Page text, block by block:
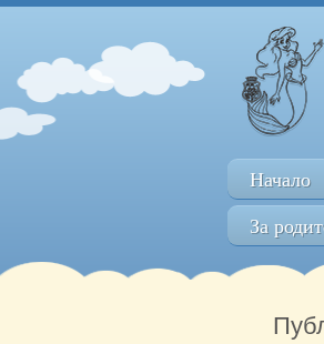
Начало
За